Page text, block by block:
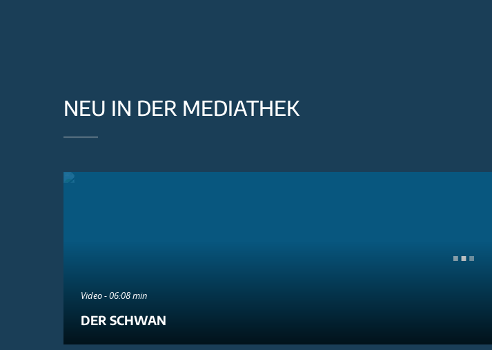
NEU IN DER MEDIATHEK
Video - 06:08 min
DER SCHWAN